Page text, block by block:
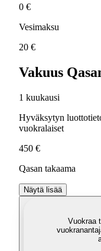
0 €
Vesimaksu
20 €
Vakuus
1 kuukausi
Hyväksytyn
vuokralaiset
450 €
Qasan takaama
Näytä lisää
Vuokraa